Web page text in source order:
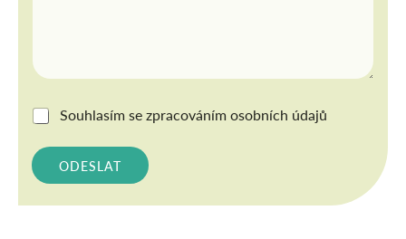
G
D
P
R
*
Souhlasím sezpracováním osobních údajů
ODESLAT